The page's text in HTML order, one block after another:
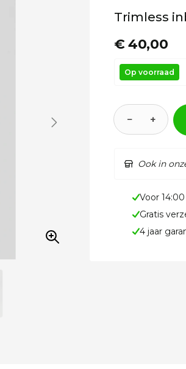
Trimless
€ 40,00
Op voorraad
− +
Ook in
Voor
Gratis
4 jaar